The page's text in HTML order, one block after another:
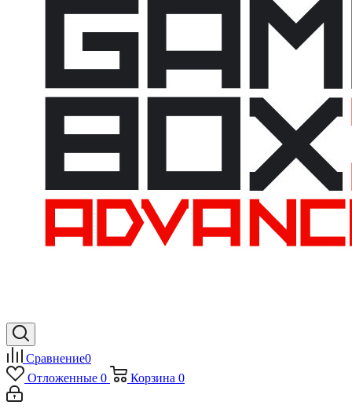
Сравнение0
Отложенные 0 Корзина 0